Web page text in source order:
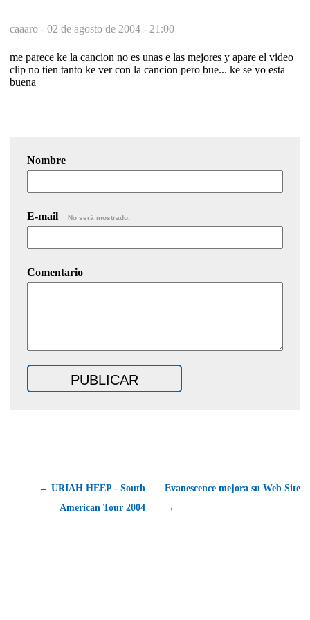
caaaro - 02 de agosto de 2004 - 21:00
me parece ke la cancion no es unas e las mejores y apare el video
clip no tien tanto ke ver con la cancion pero bue... ke se yo esta
buena
Nombre
E-mail No será mostrado.
Comentario
← URIAH HEEP - South
American Tour 2004
Evanescence mejora su Web Site
→